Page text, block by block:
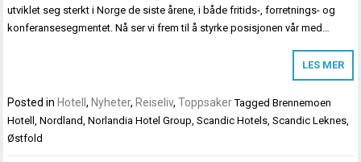
utviklet seg sterkt i Norge de siste årene, i både fritids-, forretnings- og
konferansesegmentet. Nå ser vi frem til å styrke posisjonen vår med…
LES MER
Posted in Hotell, Nyheter, Reiseliv,Toppsaker TaggedBrennemoen
Hotell,Nordland,Norlandia Hotel Group,Scandic Hotels,Scandic Leknes,
Østfold